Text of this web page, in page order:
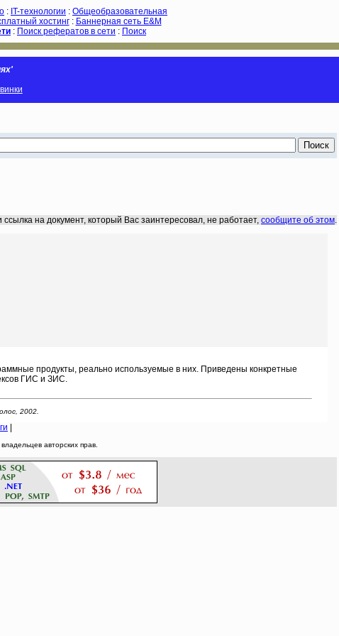
: IT-технологии : Общеобразовательная
хостинг: Баннерная сеть E&M
: Поиск рефератов в сети : Поиск
ссылка на документ, который Вас заинтересовал, не работает, сообщите об этом.
продукты, реально используемые в них. Приведены конкретные
ГИС и ЗИС.
2002.
авторских прав.